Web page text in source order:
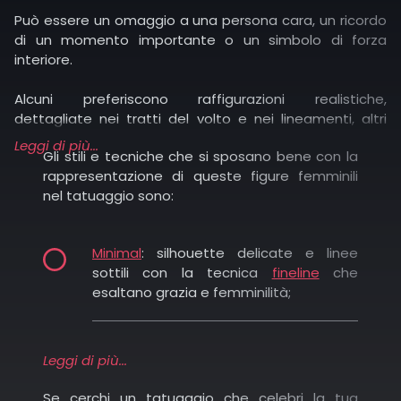
Può essere un omaggio a una persona cara, un ricordo
di un momento importante o un simbolo di forza
interiore.
Alcuni preferiscono raffigurazioni realistiche,
dettagliate nei tratti del volto e nei lineamenti, altri
prediligono versioni stilizzate, quasi oniriche, che
richiamano l’archetipo della femminilità.
Quando si parla di tatuaggi con donne, il ventaglio di
Alcuni esempi ricorrenti sono:
incarnano amore e bellezza eterna.
Leggi di più...
Gli stili e tecniche che si sposano bene con la
rappresentazione di queste figure femminili
nel tatuaggio sono:
Minimal: silhouette delicate e linee
sottili con la tecnica fineline che
esaltano grazia e femminilità;
anatomici con sfumature e profondità;
Leggi di più...